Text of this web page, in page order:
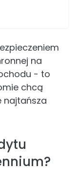
na
- to
chcą
najtańsza